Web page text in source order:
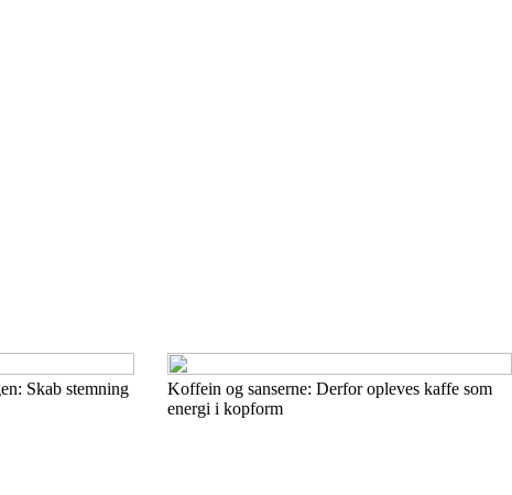
Skab stemning
Koffein og sanserne: Derfor opleves kaffe som
energi i kopform